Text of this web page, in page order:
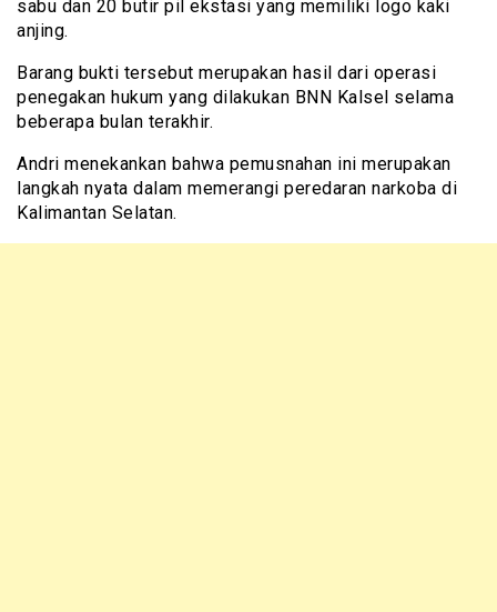
sabu dan 20 butir pil ekstasi yang memiliki logo kaki
anjing.
Barang bukti tersebut merupakan hasil dari operasi
penegakan hukum yang dilakukan BNN Kalsel selama
beberapa bulan terakhir.
Andri menekankan bahwa pemusnahan ini merupakan
langkah nyata dalam memerangi peredaran narkoba di
Kalimantan Selatan.